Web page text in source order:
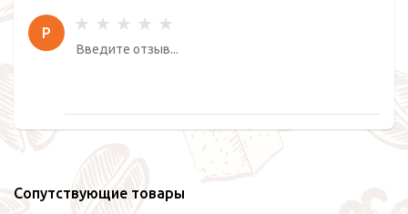
Р
Сопутствующие товары